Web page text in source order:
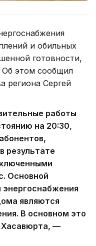
и обильных
готовности,
Об этом сообщил
региона Сергей
работы
на 20:30,
результате
Основной
являются
В основном это
Хасавюрта, —